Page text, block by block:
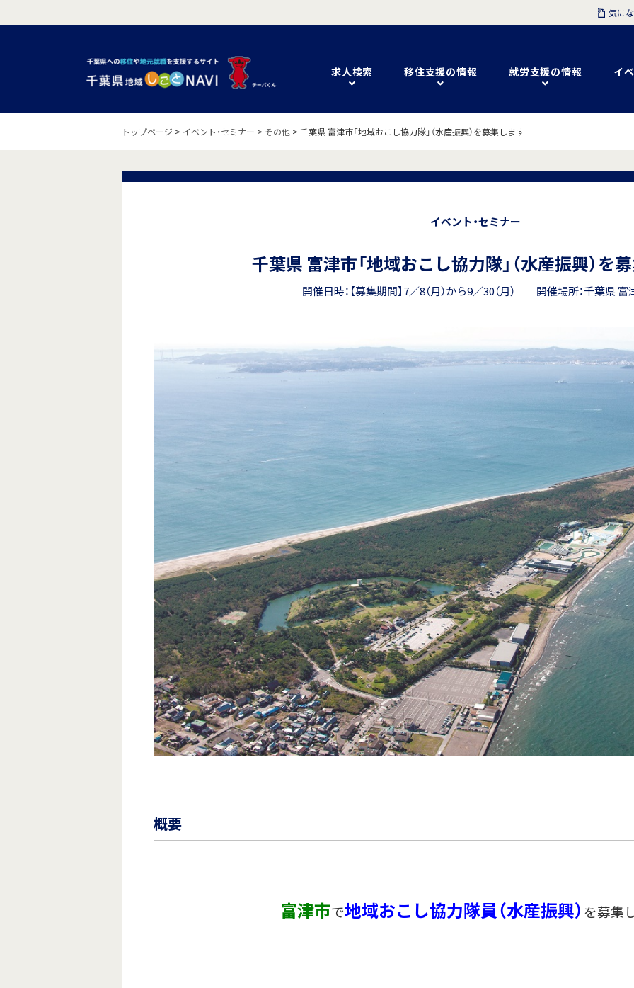
求人検索 移住支援の情報 就労支援の情報 イ
気に
トップページ > イベント・セミナー > その他 > 千葉県 富津市「地域おこし協力隊」（水産振興）を募集します
イベント・セミナー
千葉県 富津市「地域おこし協力隊」（水産振興）を
開催日時：【募集期間】7／8（月）から9／30（月） 開催場所：千葉県 富
概要
富津市で地域おこし協力隊員（水産振興） を募集